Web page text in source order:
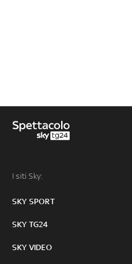
I siti Sky:
SKY SPORT
SKY TG24
SKY VIDEO